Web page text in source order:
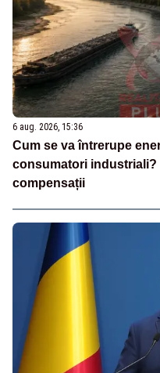
6 aug. 2026, 15:36
Cum se va întrerupe
consumatori
compensații